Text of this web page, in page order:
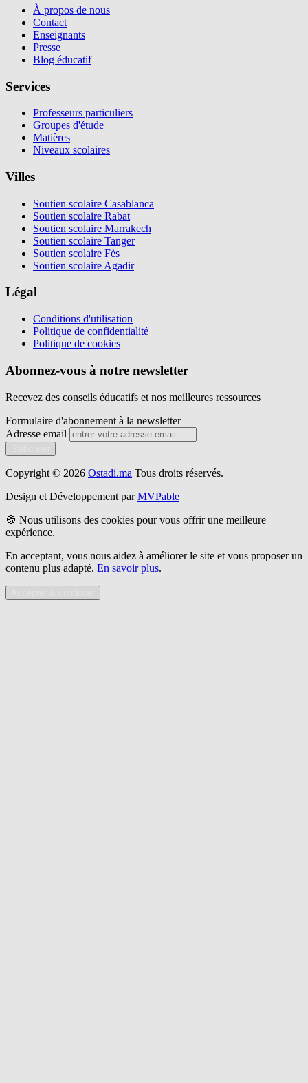
À propos de nous
Contact
Enseignants
Presse
Blog éducatif
Services
Professeurs particuliers
Groupes d'étude
Matières
Niveaux scolaires
Villes
Soutien scolaire Casablanca
Soutien scolaire Rabat
Soutien scolaire Marrakech
Soutien scolaire Tanger
Soutien scolaire Fès
Soutien scolaire Agadir
Légal
Conditions d'utilisation
Politique de confidentialité
Politique de cookies
Abonnez-vous à notre newsletter
Recevez des conseils éducatifs et nos meilleures ressources
Formulaire d'abonnement à la newsletter
Adresse email
Copyright © 2026 Ostadi.ma Tous droits réservés.
Design et Développement par MVPable
🍪 Nous utilisons des cookies pour vous offrir une meilleure
expérience.
En acceptant, vous nous aidez à améliorer le site et vous proposer un
contenu plus adapté. En savoir plus.